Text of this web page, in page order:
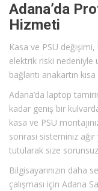
Adana’da
Hizmeti
Kasa ve PSU
elektrik riski nedeniyle
bağlantı anakartın
Adana’da laptop
kadar geniş bir
kasa ve PSU
sonrası sisteminiz
tutularak size
Bilgisayarınızın daha
çalışması için Adana